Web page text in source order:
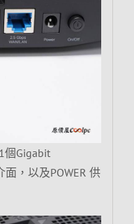
個Gigabit
面，以及POWER 供